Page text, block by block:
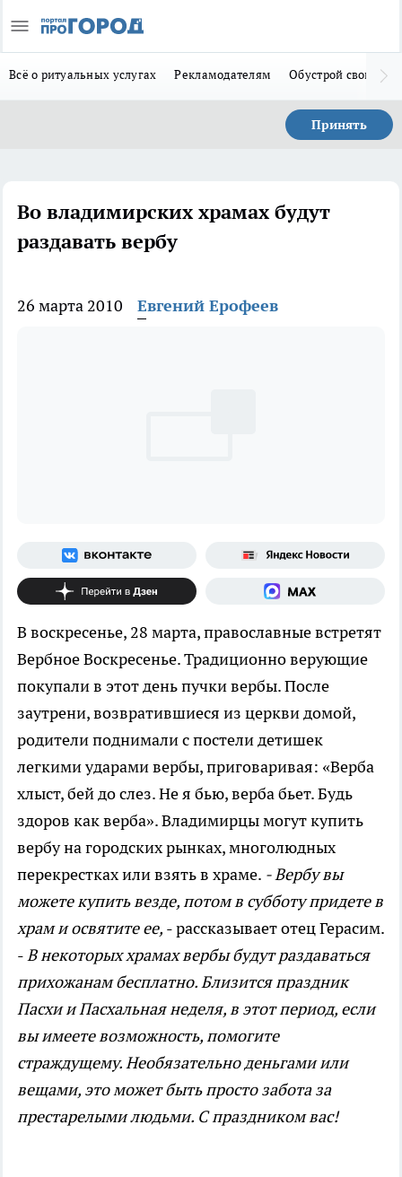
Всё о ритуальных услугах Рекламодателям Обустрой свой дом
Принять
Во владимирских храмах будут
раздавать вербу
26 марта 2010 Евгений Ерофеев
В воскресенье, 28 марта, православные встретят
Вербное Воскресенье. Традиционно верующие
покупали в этот день пучки вербы. После
заутрени, возвратившиеся из церкви домой,
родители поднимали с постели детишек
легкими ударами вербы, приговаривая: «Верба
хлыст, бей до слез. Не я бью, верба бьет. Будь
здоров как верба». Владимирцы могут купить
вербу на городских рынках, многолюдных
перекрестках или взять в храме. - Вербу вы
можете купить везде, потом в субботу придете в
храм и освятите ее, - рассказывает отец Герасим.
-В некоторых храмах вербы будут раздаваться
прихожанам бесплатно. Близится праздник
Пасхи и Пасхальная неделя, в этот период, если
вы имеете возможность, помогите
страждущему. Необязательно деньгами или
вещами, это может быть просто забота за
престарелыми людьми. С праздником вас!